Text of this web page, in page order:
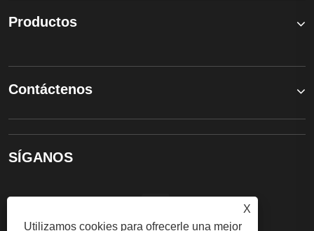
Productos
Contáctenos
SÍGANOS
X
Utilizamos cookies para ofrecerle una mejor